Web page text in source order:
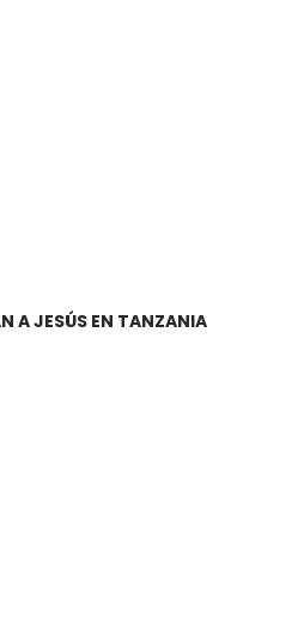
A JESÚS EN TANZANIA